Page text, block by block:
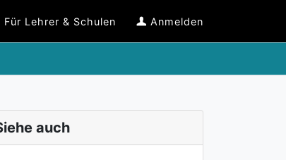
Für Lehrer & Schulen Anmelden
auch